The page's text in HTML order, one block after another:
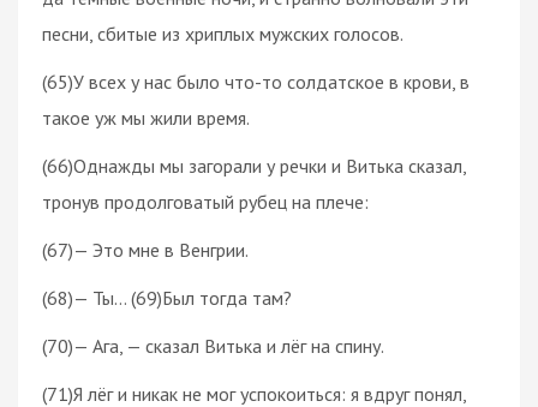
песни, сбитые из хриплых мужских голосов.
(65)У всех у нас было что-то солдатское в крови, в
такое уж мы жили время.
(66)Однажды мы загорали у речки и Витька сказал,
тронув продолговатый рубец на плече:
(67)— Это мне в Венгрии.
(68)— Ты… (69)Был тогда там?
(70)— Ага, — сказал Витька и лёг на спину.
(71)Я лёг и никак не мог успокоиться: я вдруг понял,